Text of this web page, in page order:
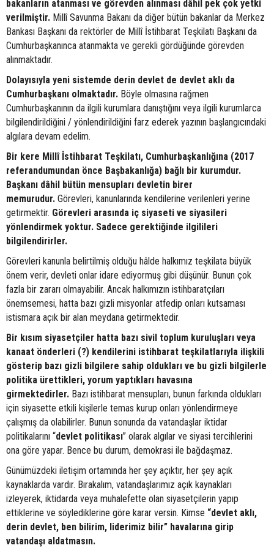
bakanların atanması ve görevden alınması dâhil pek çok yetki
verilmiştir. Millî Savunma Bakanı da diğer bütün bakanlar da Merkez
Bankası Başkanı da rektörler de Millî İstihbarat Teşkilatı Başkanı da
Cumhurbaşkanınca atanmakta ve gerekli gördüğünde görevden
alınmaktadır.
Dolayısıyla yeni sistemde derin devlet de devlet aklı da
Cumhurbaşkanı olmaktadır. Böyle olmasına rağmen
Cumhurbaşkanının da ilgili kurumlara danıştığını veya ilgili kurumlarca
bilgilendirildiğini / yönlendirildiğini farz ederek yazının başlangıcındaki
algılara devam edelim.
Bir kere Millî İstihbarat Teşkilatı, Cumhurbaşkanlığına (2017
referandumundan önce Başbakanlığa) bağlı bir kurumdur.
Başkanı dâhil bütün mensupları devletin birer
memurudur. Görevleri, kanunlarında kendilerine verilenleri yerine
getirmektir. Görevleri arasında iç siyaseti ve siyasileri
yönlendirmek yoktur. Sadece gerektiğinde ilgilileri
bilgilendirirler.
Görevleri kanunla belirtilmiş olduğu hâlde halkımız teşkilata büyük
önem verir, devleti onlar idare ediyormuş gibi düşünür. Bunun çok
fazla bir zararı olmayabilir. Ancak halkımızın istihbaratçıları
önemsemesi, hatta bazı gizli misyonlar atfedip onları kutsaması
istismara açık bir alan meydana getirmektedir.
Bir kısım siyasetçiler hatta bazı sivil toplum kuruluşları veya
kanaat önderleri (?) kendilerini istihbarat teşkilatlarıyla ilişkili
gösterip bazı gizli bilgilere sahip oldukları ve bu gizli bilgilerle
politika ürettikleri, yorum yaptıkları havasına
girmektedirler. Bazı istihbarat mensupları, bunun farkında oldukları
için siyasette etkili kişilerle temas kurup onları yönlendirmeye
çalışmış da olabilirler. Bunun sonunda da vatandaşlar iktidar
politikalarını “devlet politikası” olarak algılar ve siyasi tercihlerini
ona göre yapar. Bence bu durum, demokrasi ile bağdaşmaz.
Günümüzdeki iletişim ortamında her şey açıktır, her şey açık
kaynaklarda vardır. Bırakalım, vatandaşlarımız açık kaynakları
izleyerek, iktidarda veya muhalefette olan siyasetçilerin yapıp
ettiklerine ve söylediklerine göre karar versin. Kimse “devlet aklı,
derin devlet, ben bilirim, liderimiz bilir” havalarına girip
vatandaşı aldatmasın.